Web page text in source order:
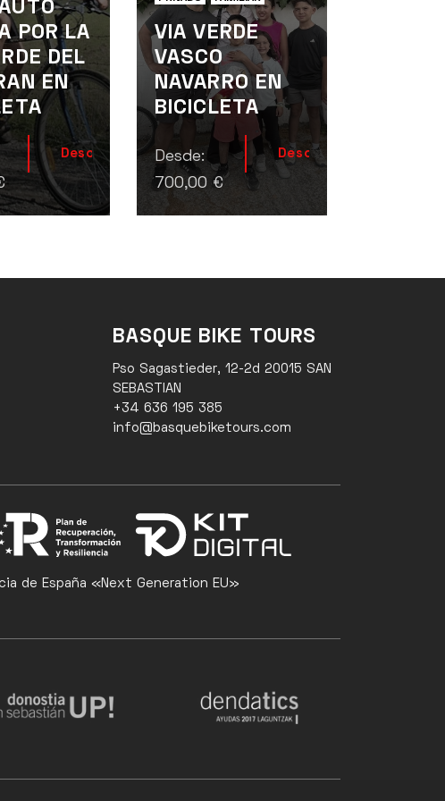
POR LA
DEL
EN
Descúbrela
VIA VERDE
VASCO
NAVARRO EN
BICICLETA
Desde:
700,00 €
Descúbrela
BASQUE BIKE TOURS
Pso Sagastieder, 12-2d 20015 SAN
SEBASTIAN
+34 636 195 385
info@basquebiketours.com
de España «Next Generation EU»